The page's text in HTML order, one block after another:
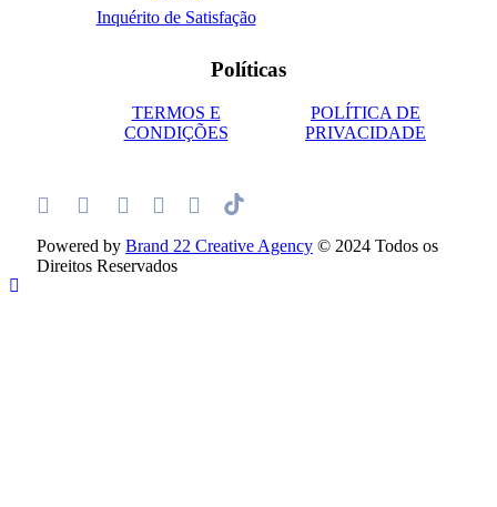
Inquérito de Satisfação
Políticas
TERMOS E
CONDIÇÕES
POLÍTICA DE
PRIVACIDADE
Powered by Brand 22 Creative Agency © 2024 Todos os
Direitos Reservados